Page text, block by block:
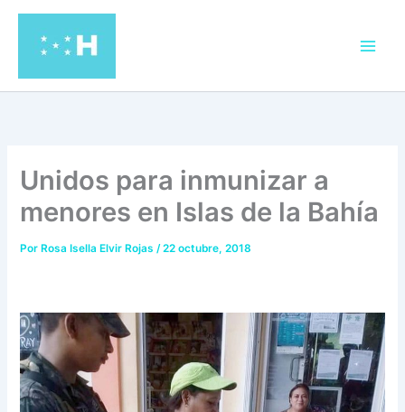
contenido
Unidos para inmunizar a
menores en Islas de la Bahía
Por Rosa Isella Elvir Rojas/22 octubre, 2018